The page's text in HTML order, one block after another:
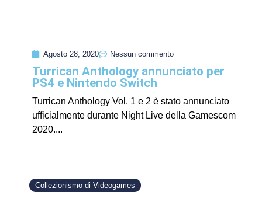
Agosto 28, 2020 Nessun commento
Turrican Anthology annunciato per
PS4 e Nintendo Switch
Turrican Anthology Vol. 1 e 2 è stato annunciato
ufficialmente durante Night Live della Gamescom
2020....
Collezionismo di Videogames